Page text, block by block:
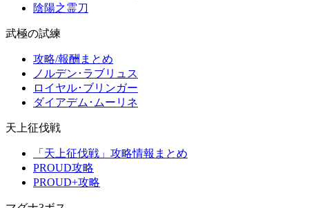
陰陽之霊刀
武極の試練
攻略/報酬まとめ
ノルデン･ラブリュス
ロイヤル･ブリンガー
ダイアデム･ムーリネ
天上征伐戦
「天上征伐戦」攻略情報まとめ
PROUD攻略
PROUD+攻略